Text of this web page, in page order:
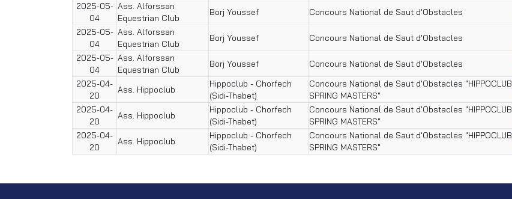
2025-05-
04
Ass. Alforssan
Equestrian Club
Borj Youssef Concours National de Saut d'Obstacles
2025-05-
04
Ass. Alforssan
Equestrian Club
Borj Youssef Concours National de Saut d'Obstacles
2025-05-
04
Ass. Alforssan
Equestrian Club
Borj Youssef Concours National de Saut d'Obstacles
2025-04-
20
Ass. Hippoclub
Hippoclub - Chorfech
(Sidi-Thabet)
Concours National de Saut d'Obstacles "HIPPOCLUB
SPRING MASTERS"
2025-04-
20
Ass. Hippoclub
Hippoclub - Chorfech
(Sidi-Thabet)
Concours National de Saut d'Obstacles "HIPPOCLUB
SPRING MASTERS"
2025-04-
20
Ass. Hippoclub
Hippoclub - Chorfech
(Sidi-Thabet)
Concours National de Saut d'Obstacles "HIPPOCLUB
SPRING MASTERS"